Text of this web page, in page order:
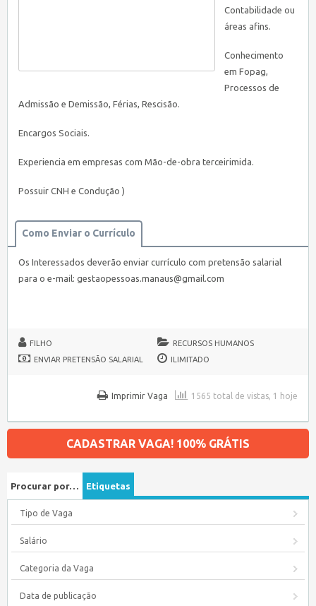
Contabilidade ou
áreas afins.
Conhecimento
em Fopag,
Processos de
Admissão e Demissão, Férias, Rescisão.
Encargos Sociais.
Experiencia em empresas com Mão-de-obra terceirimida.
Possuir CNH e Condução )
Como Enviar o Currículo
Os Interessados deverão enviar currículo com pretensão salarial
para o e-mail: gestaopessoas.manaus@gmail.com
FILHO
RECURSOS HUMANOS
ENVIAR PRETENSÃO SALARIAL
ILIMITADO
1565 total de vistas, 1 hoje
Imprimir Vaga
CADASTRAR VAGA! 100% GRÁTIS
Procurar por… Etiquetas
Tipo de Vaga
Salário
Categoria da Vaga
Data de publicação